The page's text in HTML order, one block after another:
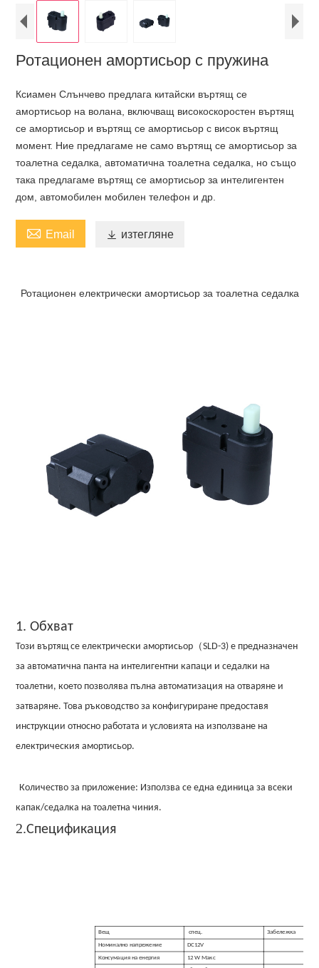
Ротационен амортисьор с пружина
Ксиамен Слънчево предлага китайски въртящ се
амортисьор на волана, включващ високоскоростен въртящ
се амортисьор и въртящ се амортисьор с висок въртящ
момент. Ние предлагаме не само въртящ се амортисьор за
тоалетна седалка, автоматична тоалетна седалка, но също
така предлагаме въртящ се амортисьор за интелигентен
дом, автомобилен мобилен телефон и др.
 Email  изтегляне
Ротационен електрически амортисьор за тоалетна седалка
1. Обхват
Този въртящ се електрически амортисьор（SLD-3) е предназначен
за автоматична панта на интелигентни капаци и седалки на
тоалетни, което позволява пълна автоматизация на отваряне и
затваряне. Това ръководство за конфигуриране предоставя
инструкции относно работата и условията на използване на
електрическия амортисьор.
Количество за приложение: Използва се една единица за всеки
капак/седалка на тоалетна чиния.
2.Спецификация
Вещ спец.
Забележка
Номинално напрежение
DC12V
Консумация на енергия
12 W Макс